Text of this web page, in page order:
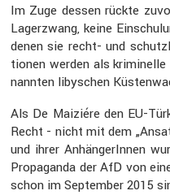
Im Zuge dessen rückte
Lager­zwang, keine
denen sie recht- und
tionen werden als
nannten libyschen
Als De Maiziére den EU-
Recht - nicht mit dem
und ihrer Anhän­ge­rInnen
Propa­ganda der AfD von
schon im September 2015